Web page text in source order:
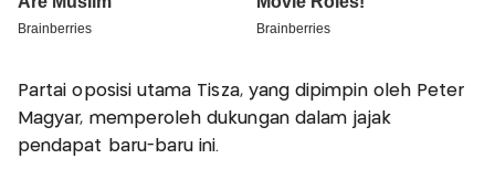
Partai oposisi utama Tisza, yang dipimpin oleh Peter
Magyar, memperoleh dukungan dalam jajak
pendapat baru-baru ini.